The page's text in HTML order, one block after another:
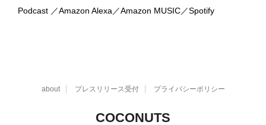
Podcast ／Amazon Alexa／Amazon MUSIC／Spotify
about プレスリリース受付 プライバシーポリシー
COCONUTS